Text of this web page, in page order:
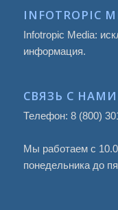
INFOTROPIC
Infotropic Media:
информация.
СВЯЗЬ С НАМИ
Телефон: 8 (800)
Мы работаем с
понедельника до